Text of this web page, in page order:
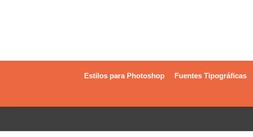
Estilos para Photoshop Fuentes Tipográficas